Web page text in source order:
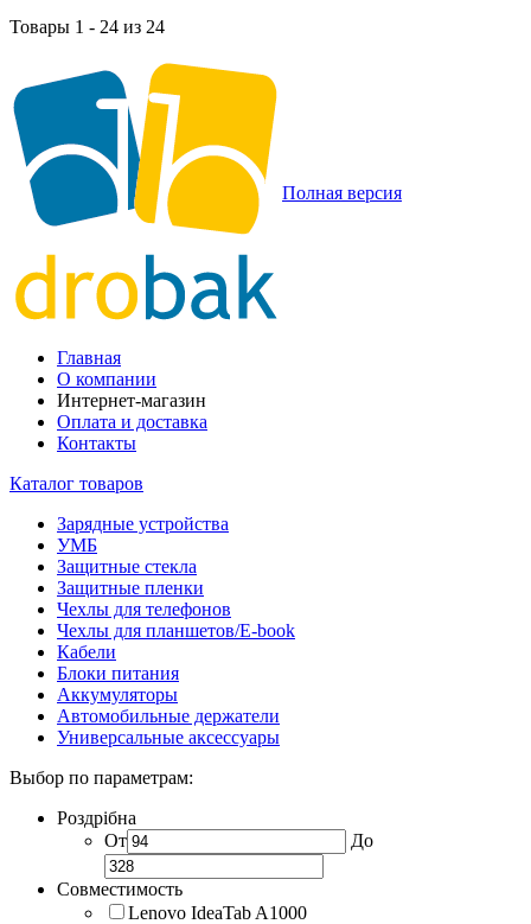
Товары 1 - 24 из 24
Полная версия
Главная
О компании
Интернет-магазин
Оплата и доставка
Контакты
Каталог товаров
Зарядные устройства
УМБ
Защитные стекла
Защитные пленки
Чехлы для телефонов
Чехлы для планшетов/E-book
Кабели
Блоки питания
Аккумуляторы
Автомобильные держатели
Универсальные аксессуары
Выбор по параметрам:
Роздрібна
От
До
Совместимость
Lenovo IdeaTab A1000